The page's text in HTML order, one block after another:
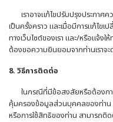
เราอาจแก้ไขปรับปรุงประกาศ
เป็นครั้งคราว และเมื่อมีการแก้ไขเ
ทางเว็บไซต์ของเรา และ/หรือแจ้ง
ต้องขอความยินยอมจากท่านเราจ
8. วิธีการติดต่อ
ในกรณีที่มีข้อสงสัยหรือต้องการ
คุ้มครองข้อมูลส่วนบุคคลของท่าน
หรือการใช้สิทธิของท่าน สามารถติ